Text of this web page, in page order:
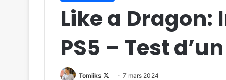
Like a Dragon:
PS5 – Test
Tomiiks
Follow7 mars 2024